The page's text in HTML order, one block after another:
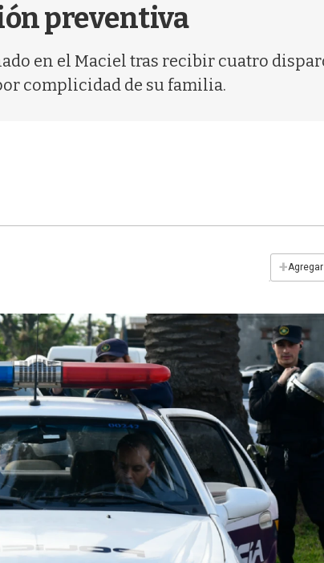
preventiva
en el Maciel tras recibir cuatro
complicidad de su familia.
+